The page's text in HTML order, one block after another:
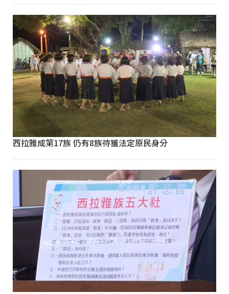
西拉雅成第17族 仍有8族待獲法定原民身分